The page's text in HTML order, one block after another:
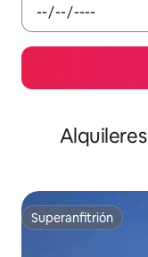
Superanfitrión
Superanfitrión